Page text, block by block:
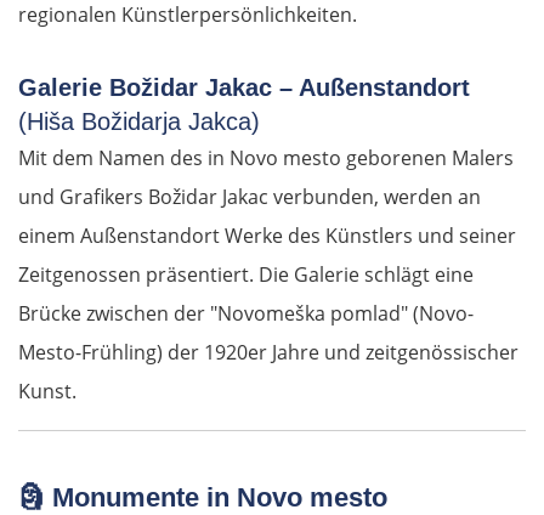
regionalen Künstlerpersönlichkeiten.
Galerie Božidar Jakac – Außenstandort
(Hiša Božidarja Jakca)
Mit dem Namen des in Novo mesto geborenen Malers
und Grafikers Božidar Jakac verbunden, werden an
einem Außenstandort Werke des Künstlers und seiner
Zeitgenossen präsentiert. Die Galerie schlägt eine
Brücke zwischen der "Novomeška pomlad" (Novo-
Mesto-Frühling) der 1920er Jahre und zeitgenössischer
Kunst.
🗿 Monumente in Novo mesto